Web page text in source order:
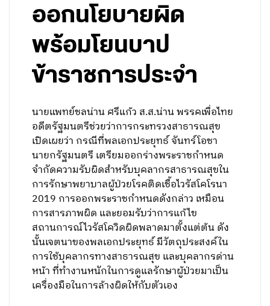
ออกนโยบายผิด
พร้อมโยนบาป
ข้าราชการประจำ
นายแพทย์ชลน่าน ศรีแก้ว ส.ส.น่าน พรรคเพื่อไทย
อดีตรัฐมนตรีช่วยว่าการกระทรวงสาธารณสุข
เปิดเผยว่า กรณีที่พลเอกประยุทธ์ จันทร์โอชา
นายกรัฐมนตรี เตรียมออกร่างพระราชกำหนด
จำกัดความรับผิดสำหรับบุคลากรสาธารณสุขใน
การรักษาพยาบาลผู้ป่วยโรคติดเชื้อไวรัสโคโรนา
2019 การออกพระราชกำหนดดังกล่าว เหมือน
การสารภาพผิด และยอมรับว่าการแก้ไข
สถานการณ์ไวรัสโควิดผิดพลาดมาตั้งแต่ต้น ดัง
นั้นเจตนาของพลเอกประยุทธ์ มีวัตถุประสงค์ใน
การใช้บุคลากรทางสาธารณสุข และบุคลากรด่าน
หน้า ที่ทำงานหนักในการดูแลรักษาผู้ป่วยมาเป็น
เครื่องมือในการล้างผิดให้กับตัวเอง